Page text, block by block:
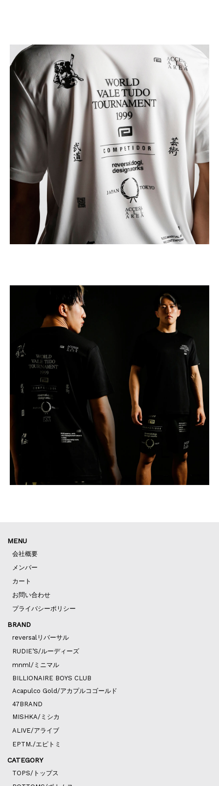
MENU
会社概要
メンバー
カート
お問い合わせ
プライバシーポリシー
BRAND
reversalリバーサル
RUDIE’S/ルーディーズ
mnml/ミニマル
BILLIONAIRE BOYS CLUB
Acapulco Gold/アカプルコゴールド
47BRAND
MISHKA/ミシカ
ALIVE/アライブ
EPTM./エピトミ
CATEGORY
TOPS/トップス